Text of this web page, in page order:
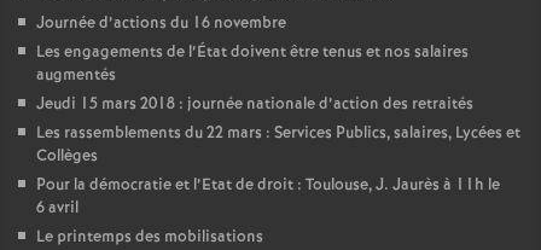
Journée d’actions du 16 novembre
Les engagements de l’État doivent être tenus et nos salaires
augmentés
Jeudi 15 mars 2018 : journée nationale d’action des retraités
Les rassemblements du 22 mars : Services Publics, salaires, Lycées et
Collèges
Pour la démocratie et l’Etat de droit : Toulouse, J. Jaurès à 11h le
6 avril
Le printemps des mobilisations